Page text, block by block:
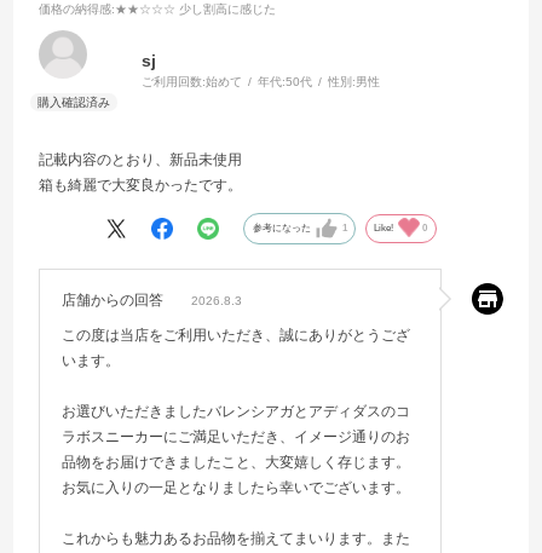
価格の納得感:★★☆☆☆ 少し割高に感じた
sj
ご利用回数:始めて 年代:50代 性別:男性
記載内容のとおり、新品未使用
箱も綺麗で大変良かったです。
参考になった 1 Like! 0
店舗からの回答 2026.8.3
この度は当店をご利用いただき、誠にありがとうござ
います。
お選びいただきましたバレンシアガとアディダスのコ
ラボスニーカーにご満足いただき、イメージ通りのお
品物をお届けできましたこと、大変嬉しく存じます。
お気に入りの一足となりましたら幸いでございます。
これからも魅力あるお品物を揃えてまいります。また